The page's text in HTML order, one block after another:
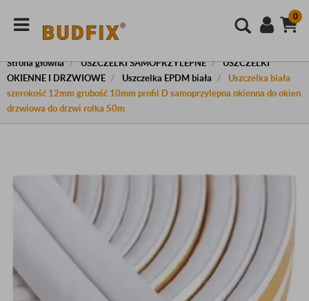
0
Strona główna USZCZELKI SAMOPRZYLEPNE
USZCZELKI
OKIENNE I DRZWIOWE
Uszczelka EPDM biała
Uszczelka biała
szerokość 12mm grubość 10mm profil D samoprzylepna okienna do okien
drzwiowa do drzwi rolka 50m